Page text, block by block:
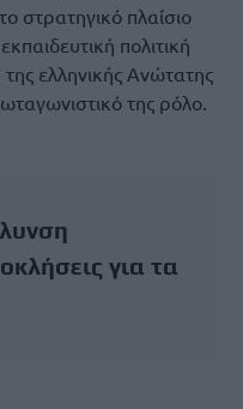
στρατηγικό πλαίσιο
πολιτική
ελληνικής Ανώτατης
της ρόλο.
για τα